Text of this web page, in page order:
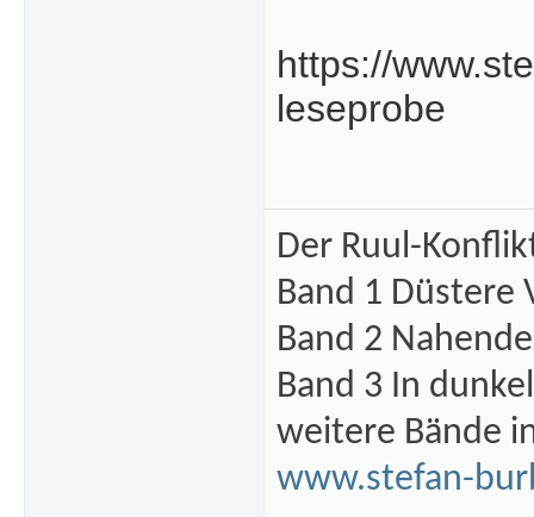
https://
leseprobe
Der Ruul-
Band 1 Düstere
Band 2
Band 3 In
weitere Bände
www.stefan-